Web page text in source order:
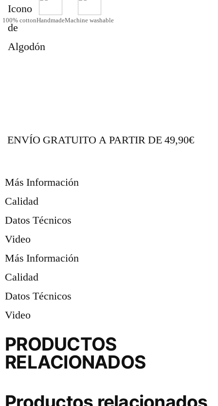
100% cottonHandmadeMachine washable
ENVÍO GRATUITO A PARTIR DE 49,90€
Más Información
Calidad
Datos Técnicos
Video
Más Información
Calidad
Datos Técnicos
Video
PRODUCTOS
RELACIONADOS